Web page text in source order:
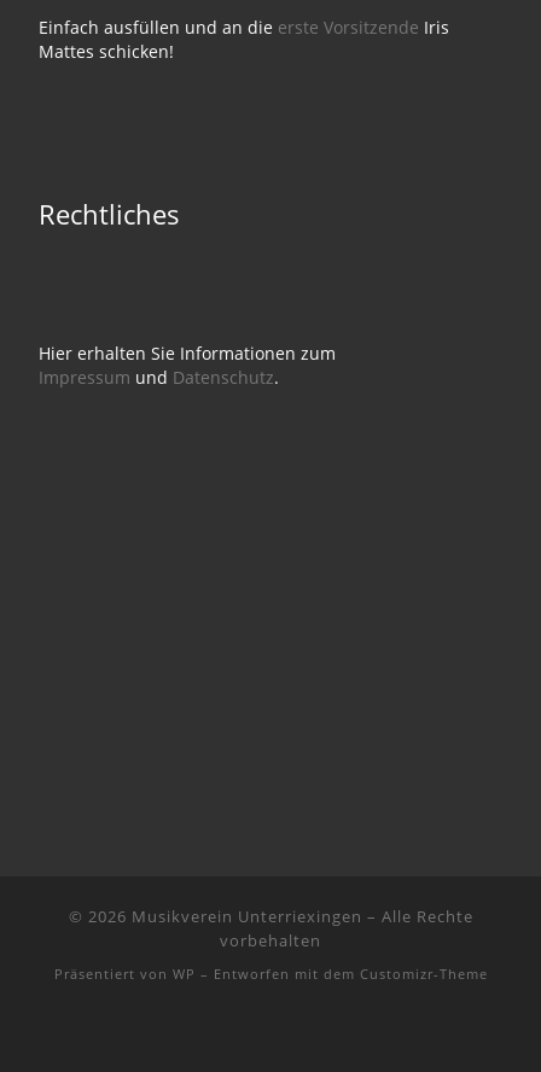
Einfach ausfüllen und an die erste Vorsitzende Iris
Mattes schicken!
Rechtliches
Hier erhalten Sie Informationen zum
Impressum und Datenschutz.
© 2026 Musikverein Unterriexingen – Alle Rechte
vorbehalten
Präsentiert von WP – Entworfen mit dem Customizr-Theme